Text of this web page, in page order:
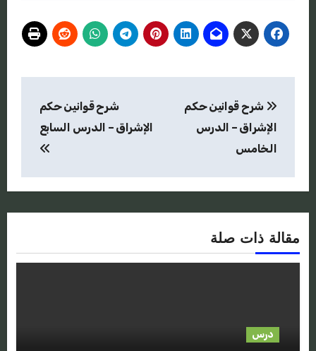
المقالات
شرح قوانين حكم
الإشراق – الدرس
الخامس
شرح قوانين حكم
الإشراق – الدرس السابع
مقالة ذات صلة
درس